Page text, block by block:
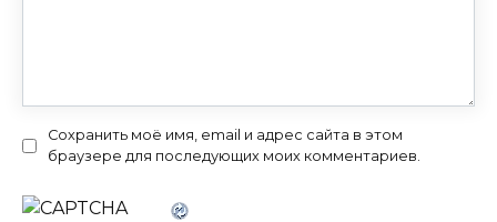
Сохранить моё имя, email и адрес сайта в этом
браузере для последующих моих комментариев.